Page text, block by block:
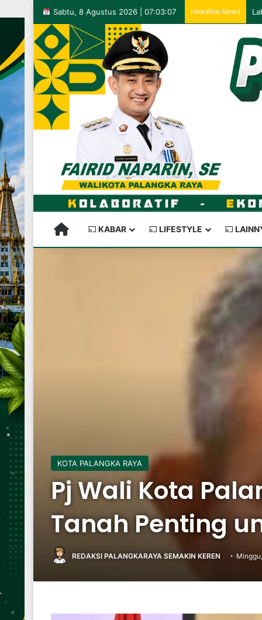
Sabtu, 8 Agustus 2026 | 07:03:07 Headline News
PALANGKARAYA SEMAKIN KEREN
KABAR LIFESTYLE
KOTA PALANGKA RAYA
Pj Wali Kota
Tanah Penting
REDAKSI PALANGKARAYA SEMAKIN KEREN